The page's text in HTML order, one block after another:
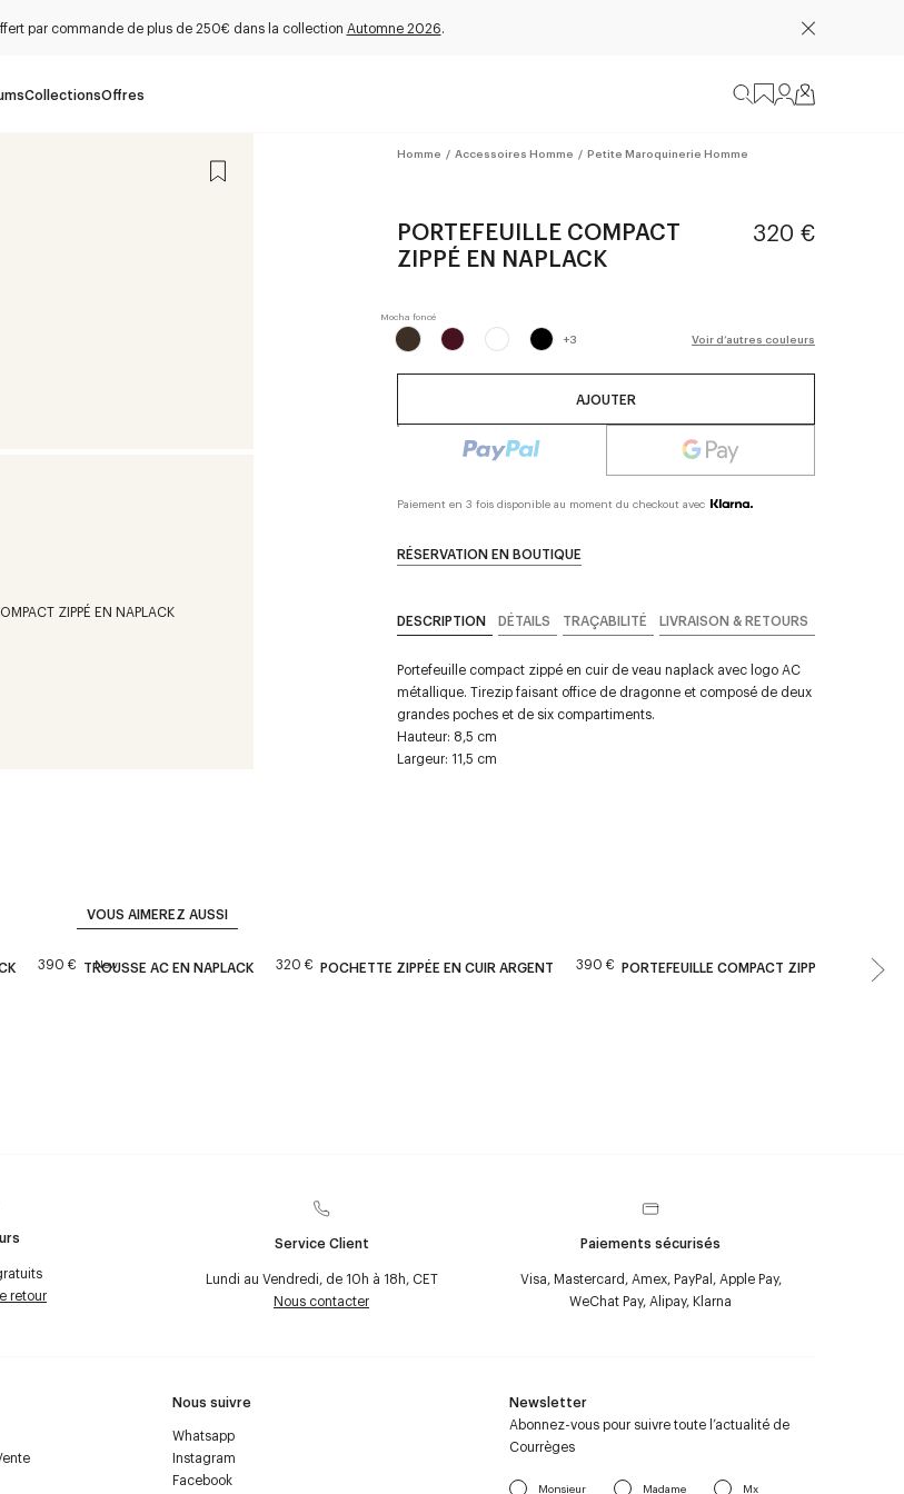
par commande de plus de 250€ dans la collection Automne 2026.
CollectionsOffres
Homme / Accessoires Homme / Petite Maroquinerie Homme
PORTEFEUILLE COMPACT
ZIPPÉ EN NAPLACK
320 €
+3 Voir d’autres couleurs
AJOUTER
Paiement en 3 fois disponible au moment du checkout avec
RÉSERVATION EN BOUTIQUE
DESCRIPTION DÉTAILS TRAÇABILITÉ LIVRAISON & RETOURS
Portefeuille compact zippé en cuir de veau naplack avec logo AC
métallique. Tirezip faisant office de dragonne et composé de deux
grandes poches et de six compartiments.
Hauteur: 8,5 cm
Largeur: 11,5 cm
VOUS AIMEREZ AUSSI
390 € New
TROUSSE AC EN NAPLACK 320 € POCHETTE ZIPPÉE EN CUIR ARGENT 390 € PORTEFEUILLE COMPACT ZIPPÉ EN CUIR
retour
Service Client
Lundi au Vendredi, de 10h à 18h, CET
Nous contacter
Paiements sécurisés
Visa, Mastercard, Amex, PayPal, Apple Pay,
WeChat Pay, Alipay, Klarna
Nous suivre
Whatsapp
Instagram
Facebook
Newsletter
Abonnez-vous pour suivre toute l’actualité de
Courrèges
Monsieur Madame Mx